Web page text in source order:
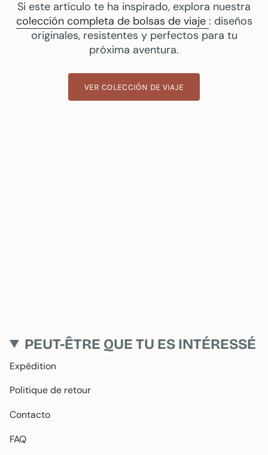
Si este artículo te ha inspirado, explora nuestra
colección completa de bolsas de viaje : diseños
originales, resistentes y perfectos para tu
próxima aventura.
VER COLECCIÓN DE VIAJE
PEUT-ÊTRE QUE TU ES INTÉRESSÉ
Expédition
Politique de retour
Contacto
FAQ